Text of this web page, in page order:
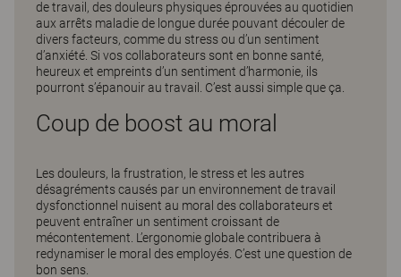
de travail, des douleurs physiques éprouvées au quotidien
aux arrêts maladie de longue durée pouvant découler de
divers facteurs, comme du stress ou d’un sentiment
d’anxiété. Si vos collaborateurs sont en bonne santé,
heureux et empreints d’un sentiment d’harmonie, ils
pourront s’épanouir au travail. C’est aussi simple que ça.
Coup de boost au moral
Les douleurs, la frustration, le stress et les autres
désagréments causés par un environnement de travail
dysfonctionnel nuisent au moral des collaborateurs et
peuvent entraîner un sentiment croissant de
mécontentement. L’ergonomie globale contribuera à
redynamiser le moral des employés. C’est une question de
bon sens.